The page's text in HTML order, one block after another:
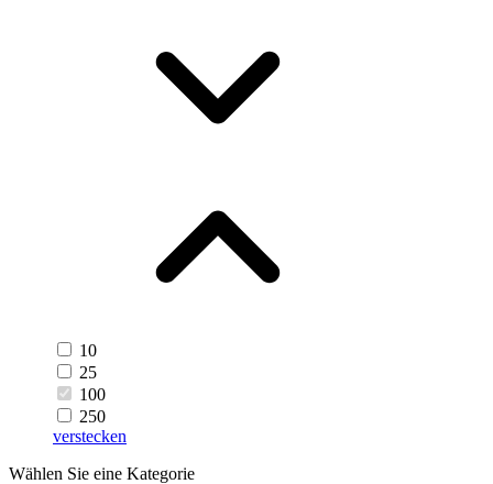
10
25
100
250
verstecken
Wählen Sie eine Kategorie